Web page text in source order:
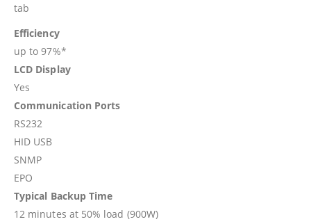
tab
Efficiency
up to 97%*
LCD Display
Yes
Communication Ports
RS232
HID USB
SNMP
EPO
Typical Backup Time
12 minutes at 50% load (900W)